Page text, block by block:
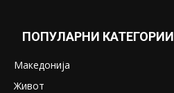
ПОПУЛАРНИ КАТЕГОРИИ
Македонија
Живот